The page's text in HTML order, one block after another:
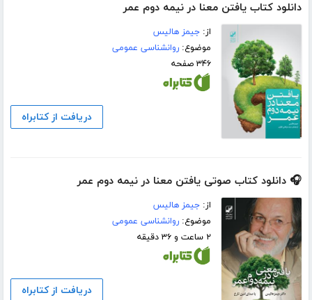
دانلود کتاب یافتن معنا در نیمه دوم عمر
از:جیمز هالیس
موضوع:روانشناسی عمومی
۳۴۶ صفحه
دریافت از کتابراه
🎧 دانلود کتاب صوتی یافتن معنا در نیمه دوم عمر
از:جیمز هالیس
موضوع:روانشناسی عمومی
۲ ساعت و ۳۶ دقیقه
دریافت از کتابراه